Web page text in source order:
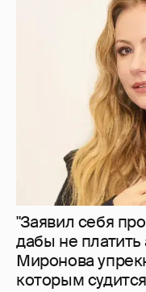
"Заявил себя
дабы не
Миронова
которым